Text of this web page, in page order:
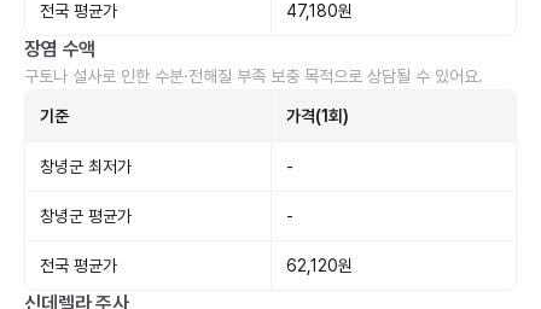
전국 평균가 47,180원
장염 수액
구토나 설사로 인한 수분·전해질 부족 보충 목적으로 상담될 수 있어요.
기준 가격(1회)
창녕군 최저가 -
창녕군 평균가 -
전국 평균가 62,120원
신데렐라 주사